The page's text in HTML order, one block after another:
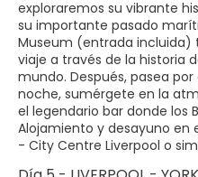
exploraremos su vibrante
su importante pasado
Museum (entrada incluida)
viaje a través de la historia
mundo. Después, pasea
noche, sumérgete en la
el legendario bar donde los
Alojamiento y desayuno en
- City Centre Liverpool o